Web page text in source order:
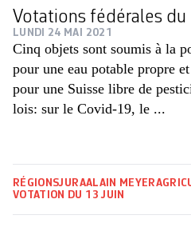
Votations fédérales
LUNDI 24 MAI 2021
Cinq objets sont soumis à la
pour une eau potable propre
pour une Suisse libre de
lois: sur le Covid-19, le ...
RÉGIONSJURAALAIN MEYER
VOTATION DU 13 JUIN